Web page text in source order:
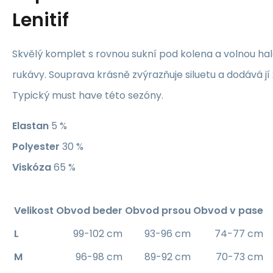
Lenitif
Skvělý komplet s rovnou sukní pod kolena a volnou
rukávy. Souprava krásně zvýrazňuje siluetu a dodává
Typický must have této sezóny.
Elastan 5 %
Polyester 30 %
Viskóza65 %
Velikost Obvod beder Obvod prsou Obvod v pase
L
99-102 cm 93-96 cm
74-77 cm
M
96-98 cm 89-92 cm
70-73 cm